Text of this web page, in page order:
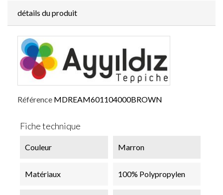
détails du produit
Référence MDREAM601104000BROWN
Fiche technique
Couleur Marron
Matériaux 100% Polypropylen